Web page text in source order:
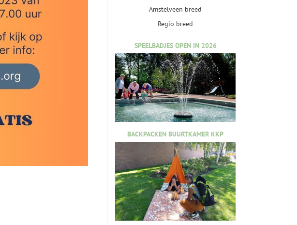
Amstelveen breed
Regio breed
SPEELBADJES OPEN IN 2026
BACKPACKEN BUURTKAMER KKP